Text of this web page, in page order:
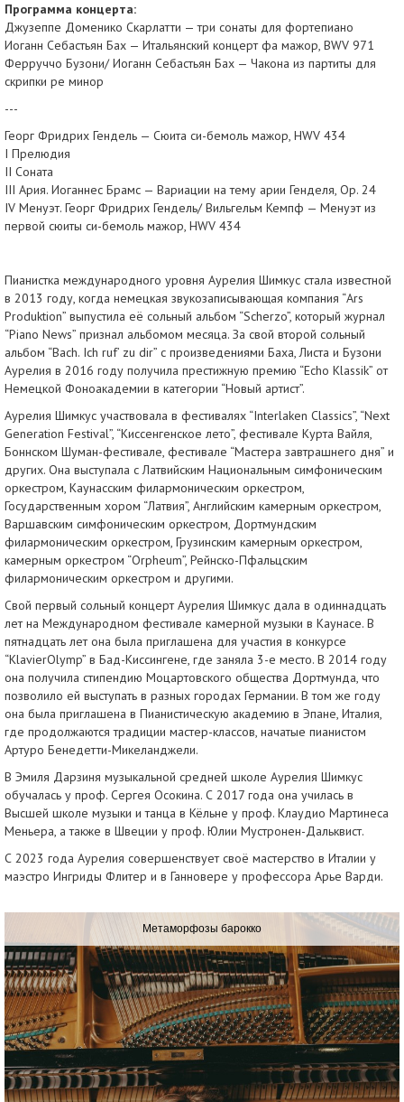
Программа концерта:
Джузеппе Доменико Скарлатти — три сонаты для фортепиано
Иоганн Себастьян Бах — Итальянский концерт фа мажор, BWV 971
Ферруччо Бузони/ Иоганн Себастьян Бах — Чакона из партиты для
скрипки ре минор
---
Георг Фридрих Гендель — Сюита си-бемоль мажор, HWV 434
I Прелюдия
II Соната
III Ария. Иоганнес Брамс — Вариации на тему арии Генделя, Op. 24
IV Менуэт. Георг Фридрих Гендель/ Вильгельм Кемпф — Менуэт из
первой сюиты си-бемоль мажор, HWV 434
Пианистка международного уровня Аурелия Шимкус стала известной
в 2013 году, когда немецкая звукозаписывающая компания “Ars
Produktion” выпустила её сольный альбом “Scherzo”, который журнал
“Piano News” признал альбомом месяца. За свой второй сольный
альбом “Bach. Ich ruf’ zu dir” с произведениями Баха, Листа и Бузони
Аурелия в 2016 году получила престижную премию “Echo Klassik” от
Немецкой Фоноакадемии в категории “Новый артист”.
Аурелия Шимкус участвовала в фестивалях “Interlaken Classics”, “Next
Generation Festival”, “Киссенгенское лето”, фестивале Курта Вайля,
Боннском Шуман-фестивале, фестивале “Мастера завтрашнего дня” и
других. Она выступала с Латвийским Национальным симфоническим
оркестром, Каунасским филармоническим оркестром,
Государственным хором “Латвия”, Английским камерным оркестром,
Варшавским симфоническим оркестром, Дортмундским
филармоническим оркестром, Грузинским камерным оркестром,
камерным оркестром “Orpheum”, Рейнско-Пфальцским
филармоническим оркестром и другими.
Свой первый сольный концерт Аурелия Шимкус дала в одиннадцать
лет на Международном фестивале камерной музыки в Каунасе. В
пятнадцать лет она была приглашена для участия в конкурсе
“KlavierOlymp” в Бад-Киссингене, где заняла 3-е место. В 2014 году
она получила стипендию Моцартовского общества Дортмунда, что
позволило ей выступать в разных городах Германии. В том же году
она была приглашена в Пианистическую академию в Эпане, Италия,
где продолжаются традиции мастер-классов, начатые пианистом
Артуро Бенедетти-Микеланджели.
В Эмиля Дарзиня музыкальной средней школе Аурелия Шимкус
обучалась у проф. Сергея Осокина. С 2017 года она училась в
Высшей школе музыки и танца в Кёльне у проф. Клаудио Мартинеса
Меньера, а также в Швеции у проф. Юлии Мустронен-Дальквист.
С 2023 года Аурелия совершенствует своё мастерство в Италии у
маэстро Ингриды Флитер и в Ганновере у профессора Арье Варди.
Метаморфозы барокко